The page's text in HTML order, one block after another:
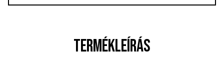
TERMÉKLEÍRÁS